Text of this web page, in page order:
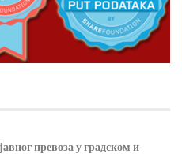
превоза у градском и